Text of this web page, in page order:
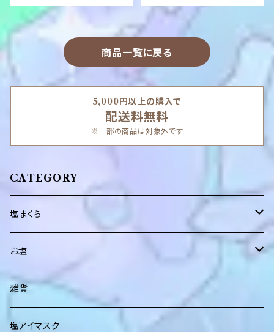
商品一覧に戻る
5,000円以上の購入で
配送料無料
※一部の商品は対象外です
CATEGORY
塩まくら
レギュラーサイズ（２０㎝×３０㎝）
ロングサイズ（２０㎝×４２㎝）
お塩
アンデス紅塩(岩塩)ブロック
アンデス紅塩(岩塩)スタンドパック
雑貨
塩アイマスク